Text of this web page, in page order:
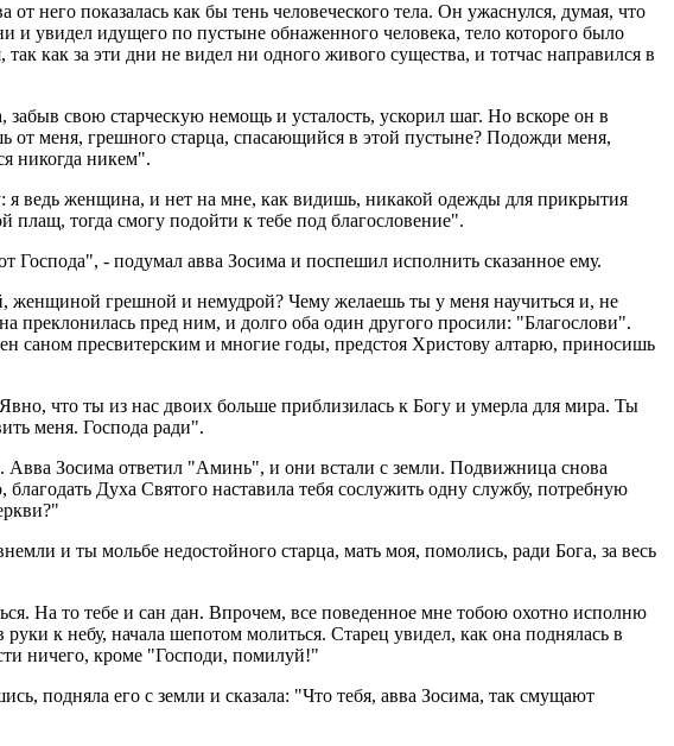
показалась как бы тень человеческого тела. Он ужаснулся, думая, что
и увидел идущего по пустыне обнаженного человека, тело которого было
как за эти дни не видел ни одного живого существа, и тотчас направился в
свою старческую немощь и усталость, ускорил шаг. Но вскоре он в
от меня, грешного старца, спасающийся в этой пустыне? Подожди меня,
никогда никем".
я ведь женщина, и нет на мне, как видишь, никакой одежды для прикрытия
тогда смогу подойти к тебе под благословение".
- подумал авва Зосима и поспешил исполнить сказанное ему.
женщиной грешной и немудрой? Чему желаешь ты у меня научиться и, не
преклонилась пред ним, и долго оба один другого просили: "Благослови".
саном пресвитерским и многие годы, предстоя Христову алтарю, приносишь
что ты из нас двоих больше приблизилась к Богу и умерла для мира. Ты
меня. Господа ради".
Авва Зосима ответил "Аминь", и они встали с земли. Подвижница снова
Духа Святого наставила тебя сослужить одну службу, потребную
и ты мольбе недостойного старца, мать моя, помолись, ради Бога, за весь
На то тебе и сан дан. Впрочем, все поведенное мне тобою охотно исполню
к небу, начала шепотом молиться. Старец увидел, как она поднялась в
ничего, кроме "Господи, помилуй!"
подняла его с земли и сказала: "Что тебя, авва Зосима, так смущают